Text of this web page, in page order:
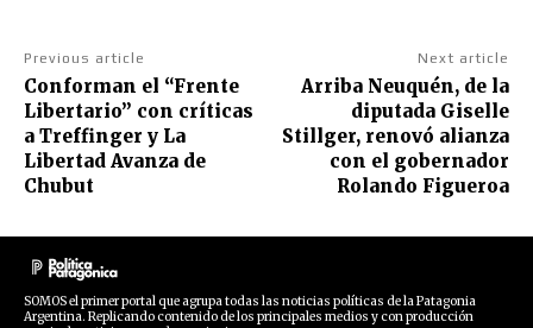
Previous article
Conforman el “Frente
Libertario” con críticas
a Treffinger y La
Libertad Avanza de
Chubut
Next article
Arriba Neuquén, de la
diputada Giselle
Stillger, renovó alianza
con el gobernador
Rolando Figueroa
SOMOS el primer portal que agrupa todas las noticias políticas de la Patagonia
Argentina. Replicando contenido de los principales medios y con producción